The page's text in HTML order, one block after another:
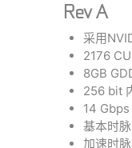
Rev A
采用
2176
8GB
256 bit
14
基本时
加速时